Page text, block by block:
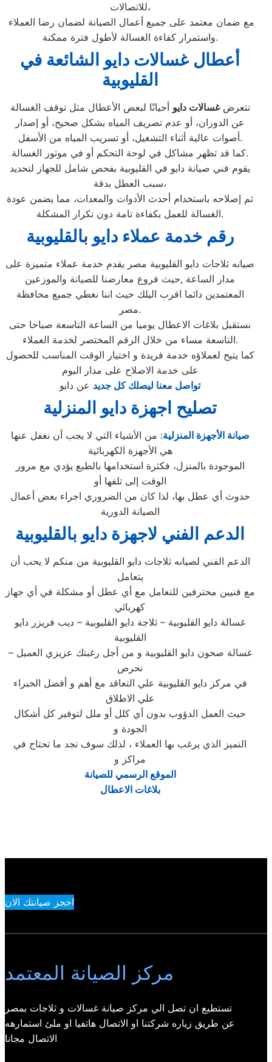
للاتصالات،
واستمرار كفاءة الغسالة لأطول فترة ممكنة.
أعطال غسالات دايو الشائعة في
القليوبية
تتعرضغسالات دايو أحيانًا لبعض الأعطال مثل توقف الغسالة
عن الدوران، أو عدم تصريف المياه بشكل صحيح، أو إصدار
أصوات عالية أثناء التشغيل، أو تسريب المياه من الأسفل.
كما قد تظهر مشاكل في لوحة التحكم أو في موتور الغسالة.
يقوم فني صيانة دايو في القليوبية بفحص شامل للجهاز لتحديد
سبب العطل بدقة،
ثم إصلاحه باستخدام أحدث الأدوات والمعدات، مما يضمن عودة
الغسالة للعمل بكفاءة تامة دون تكرار المشكلة.
رقم خدمة عملاء دايو بالقليوبية
صيانه ثلاجات دايو القليوبية مصر يقدم خدمة عملاء متميزة على
مدار الساعة ,حيث فروع معارضنا للصيانة والموزعين
المعتمدين دائما اقرب اليلك حيث اننا نغطي جميع محافظة
مصر.
نستقبل بلاغات الاعطال يوميا من الساعة التاسعة صباحا حتى
التاسعة مساء من خلال الرقم المختصر لخدمة العملاء.
كما يتيح لعملاؤه خدمة فريدة و اختيار الوقت المناسب للحصول
على خدمة الاصلاح على مدار اليوم
تواصل معنا ليصلك كل جديد عن دايو
تصليح اجهزة دايو المنزلية
صيانة الأجهزة المنزلية: من الأشياء التي لا يجب أن نغفل عنها
هي الأجهزة الكهربائية
الموجودة بالمنزل، فكثرة استخدامها بالطبع يؤدي مع مرور
الوقت إلى تلفها أو
حدوث أي عطل بها، لذا كان من الضروري اجراء بعض أعمال
الصيانة الدورية
الدعم الفني لاجهزة دايو بالقليوبية
الدعم الفني لصيانه ثلاجات دايو القليوبية من منكم لا يحب أن
يتعامل
مع فنيين محترفين للتعامل مع أي عطل أو مشكلة في أي جهاز
كهربائي
غسالة دايو القليوبية – ثلاجة دايو القليوبية – ديب فريزر دايو
القليوبية
– غسالة صحون دايو القليوبية و من أجل رغبتك عزيزي العميل
نحرص
في مركز دايو القليوبية علي التعاقد مع أهم و أفضل الخبراء
علي الاطلاق
حيث العمل الدؤوب بدون أي كلل أو ملل لتوفير كل أشكال
الجودة و
التميز الذي يرغب بها العملاء ، لذلك سوف تجد ما تحتاج في
مراكز و
الموقع الرسمي للصيانة
بلاغات الاعطال
احجز صيانتك الان
مركز الصيانة المعتمد
تستطيع ان تصل الي مركز صيانة غسالات و ثلاجات بمصر
عن طريق زياره شركتنا او الاتصال هاتفيا او ملئ استمارهه
الاتصال مجانا